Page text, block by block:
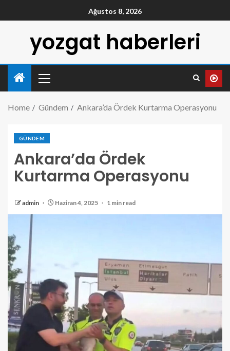
Ağustos 8, 2026
yozgat haberleri
Home Gündem Ankara’da Ördek Kurtarma Operasyonu
GÜNDEM
Ankara’da Ördek
Kurtarma Operasyonu
admin Haziran 4, 2025 1 min read